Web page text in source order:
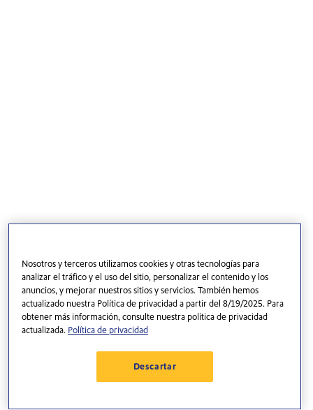
Nosotros y terceros utilizamos cookies y otras tecnologías para
analizar el tráfico y el uso del sitio, personalizar el contenido y los
anuncios, y mejorar nuestros sitios y servicios. También hemos
actualizado nuestra Política de privacidad a partir del 8/19/2025. Para
obtener más información, consulte nuestra política de privacidad
actualizada. Política de privacidad
Descartar